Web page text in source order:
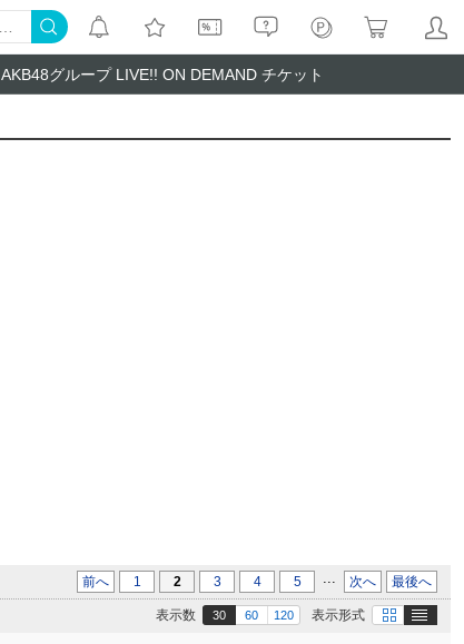
AKB48グループ LIVE!! ON DEMAND チケット
前へ 1 2 3 4 5 ... 次へ 最後へ
表示形式 画像
表示数 30 60 120